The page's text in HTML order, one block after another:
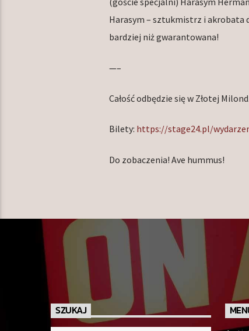
Harasym – sztukmistrz i akrobata
bardziej niż gwarantowana!
—–
Całość odbędzie się w Złotej
Bilety: https://stage24.pl/
Do zobaczenia! Ave hummus!
SZUKAJ